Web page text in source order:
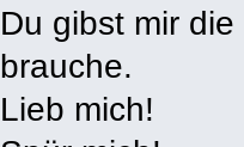
Du gibst mir
brauche.
Lieb mich!